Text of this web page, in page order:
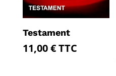
Testament
11,00€TTC